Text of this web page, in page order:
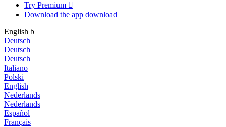
Try Premium 
Download the app download
English b
Deutsch
Deutsch
Deutsch
Italiano
Polski
English
Nederlands
Nederlands
Español
Français